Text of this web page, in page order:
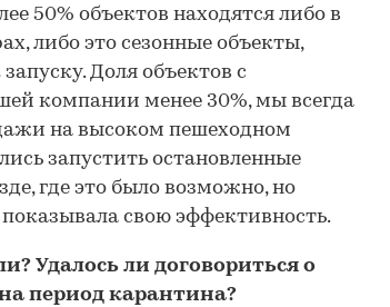
50% объектов находятся либо в
либо это сезонные объекты,
Доля объектов с
компании менее 30%, мы всегда
на высоком пешеходном
запустить остановленные
где это было возможно, но
свою эффективность.
Удалось ли договориться о
период карантина?